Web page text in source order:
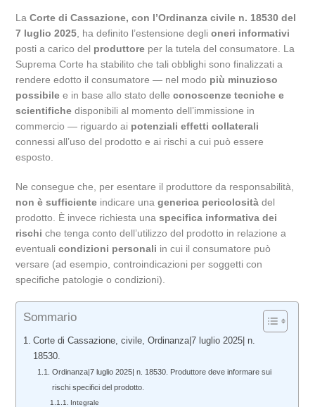
LaCorte di Cassazione, con l’Ordinanza civile n. 18530 del
7 luglio 2025 , ha definito l’estensione deglioneri informativi
posti a carico del produttore per la tutela del consumatore. La
Suprema Corte ha stabilito che tali obblighi sono finalizzati a
rendere edotto il consumatore — nel modo più minuzioso
possibile e in base allo stato delleconoscenze tecniche e
scientifiche disponibili al momento dell’immissione in
commercio — riguardo ai potenziali effetti collaterali
connessi all’uso del prodotto e ai rischi a cui può essere
esposto.
Ne consegue che, per esentare il produttore da responsabilità,
non è sufficiente indicare unagenerica pericolosità del
prodotto. È invece richiesta unaspecifica informativa dei
rischi che tenga conto dell’utilizzo del prodotto in relazione a
eventualicondizioni personali in cui il consumatore può
versare (ad esempio, controindicazioni per soggetti con
specifiche patologie o condizioni).
Sommario
Corte di Cassazione, civile, Ordinanza|7 luglio 2025| n.
18530.
Ordinanza|7 luglio 2025| n. 18530. Produttore deve informare sui
rischi specifici del prodotto.
Integrale